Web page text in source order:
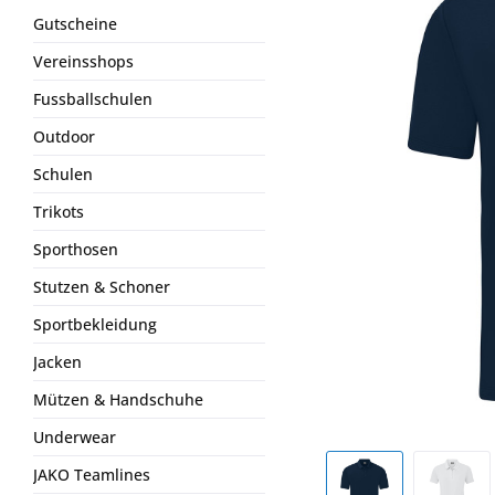
Gutscheine
Vereinsshops
Fussballschulen
Outdoor
Schulen
Trikots
Sporthosen
Stutzen & Schoner
Sportbekleidung
Jacken
Mützen & Handschuhe
Underwear
JAKO Teamlines